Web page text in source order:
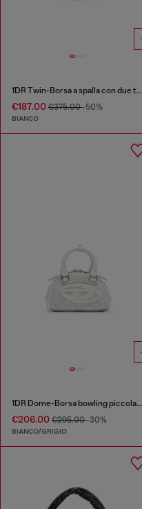
1DR Twin-Borsa a spalla con due tasche in pelle stampata
€187.00 €375.00-50%
BIANCO
1DR Dome-Borsa bowling piccola in tessuto Lurex
€206.00 €295.00-30%
BIANCO/GRIGIO